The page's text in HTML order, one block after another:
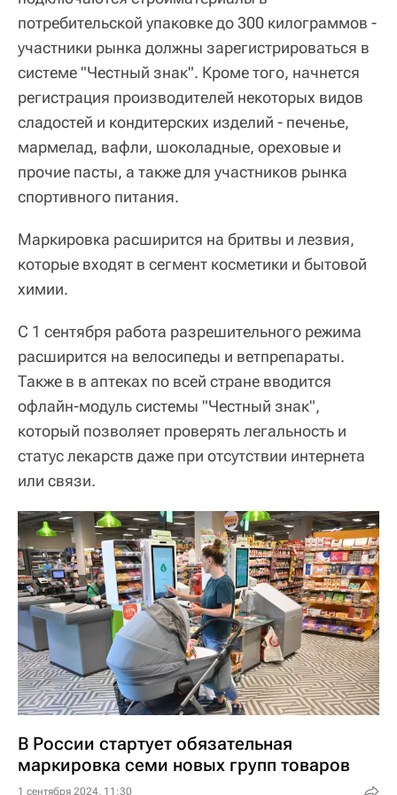
потребительской упаковке до 300 килограммов -
участники рынка должны зарегистрироваться в
системе "Честный знак". Кроме того, начнется
регистрация производителей некоторых видов
сладостей и кондитерских изделий - печенье,
мармелад, вафли, шоколадные, ореховые и
прочие пасты, а также для участников рынка
спортивного питания.
Маркировка расширится на бритвы и лезвия,
которые входят в сегмент косметики и бытовой
химии.
С 1 сентября работа разрешительного режима
расширится на велосипеды и ветпрепараты.
Также в в аптеках по всей стране вводится
офлайн-модуль системы "Честный знак",
который позволяет проверять легальность и
статус лекарств даже при отсутствии интернета
или связи.
В России стартует обязательная
маркировка семи новых групп товаров
1 сентября 2024, 11:30